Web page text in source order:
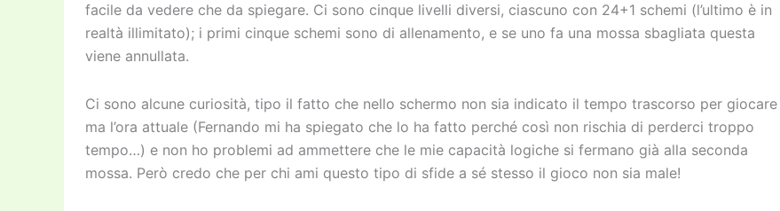
facile da vedere che da spiegare. Ci sono cinque livelli diversi, ciascuno con 24+1 schemi (l’ultimo è in
realtà illimitato); i primi cinque schemi sono di allenamento, e se uno fa una mossa sbagliata questa
viene annullata.
Ci sono alcune curiosità, tipo il fatto che nello schermo non sia indicato il tempo trascorso per giocare
ma l’ora attuale (Fernando mi ha spiegato che lo ha fatto perché così non rischia di perderci troppo
tempo…) e non ho problemi ad ammettere che le mie capacità logiche si fermano già alla seconda
mossa. Però credo che per chi ami questo tipo di sfide a sé stesso il gioco non sia male!